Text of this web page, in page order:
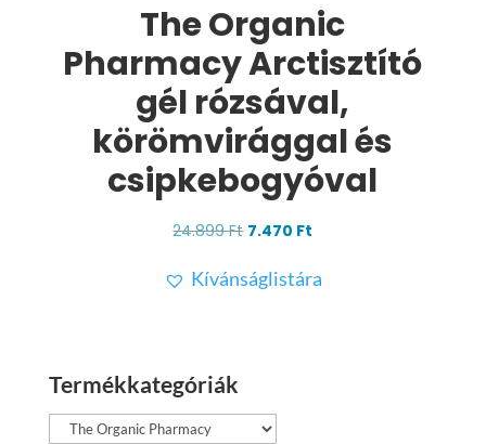
The Organic
Pharmacy Arctisztító
gél rózsával,
körömvirággal és
csipkebogyóval
24.899Ft Original
was:
7.470 Ft
is:
Kívánságlistára
Termékkategóriák